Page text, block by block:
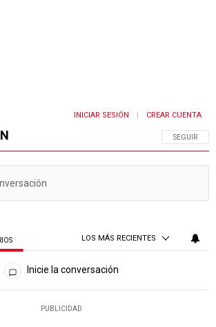
SIGA ESTA
SEGUIR
INICIAR SESIÓN CREAR CUENTA
LOS MÁS RECIENTES
Inicie la conversación
PUBLICIDAD